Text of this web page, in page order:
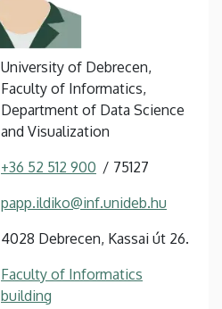
University of Debrecen,
Faculty of Informatics,
Department of Data Science
and Visualization
+36 52 512 900 75127
papp.ildiko@inf.unideb.hu
4028 Debrecen, Kassai út 26.
Faculty of Informatics
building